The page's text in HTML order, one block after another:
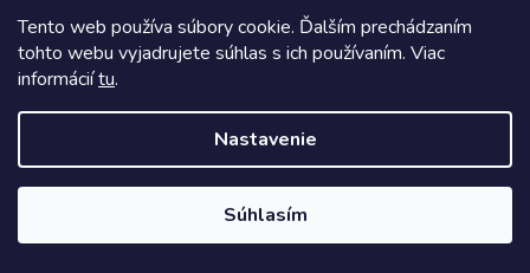
Tento web používa súbory cookie. Ďalším prechádzaním
tohto webu vyjadrujete súhlas s ich používaním. Viac
informáciítu.
Nastavenie
Súhlasím
€0,16 bez DPH
€0,20/ m
€1,06 bez DPH
€1,30/ balenie